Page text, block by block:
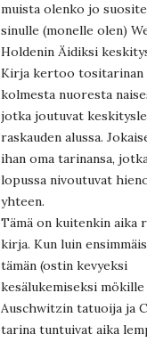
muista olenko jo
sinulle (monelle olen)
Holdenin Äidiksi
Kirja kertoo tositarinan
kolmesta nuoresta
jotka joutuvat
raskauden alussa.
ihan oma tarinansa,
lopussa nivoutuvat
yhteen.
Tämä on kuitenkin aika
kirja. Kun luin
tämän (ostin kevyeksi
kesälukemiseksi
Auschwitzin tatuoija ja
tarina tuntuivat aika